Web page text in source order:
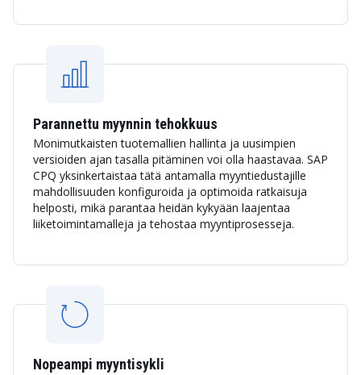
Parannettu myynnin tehokkuus
Monimutkaisten tuotemallien hallinta ja uusimpien
versioiden ajan tasalla pitäminen voi olla haastavaa. SAP
CPQ yksinkertaistaa tätä antamalla myyntiedustajille
mahdollisuuden konfiguroida ja optimoida ratkaisuja
helposti, mikä parantaa heidän kykyään laajentaa
liiketoimintamalleja ja tehostaa myyntiprosesseja.
Nopeampi myyntisykli